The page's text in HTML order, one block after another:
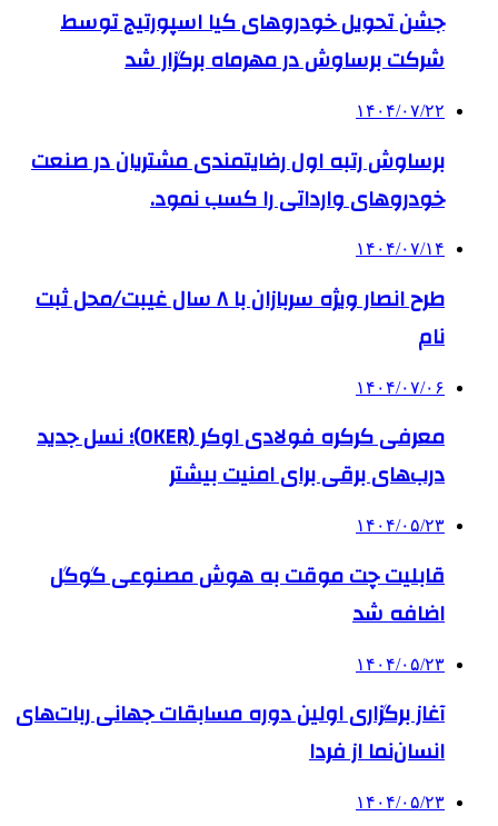
جشن تحویل خودروهای کیا اسپورتیج توسط
شرکت برساوش در مهرماه برگزار شد
۱۴۰۴/۰۷/۲۲
برساوش رتبه اول رضایتمندی مشتریان در صنعت
خودروهای وارداتی را کسب نمود.
۱۴۰۴/۰۷/۱۴
طرح انصار ویژه سربازان با ۸ سال غیبت/محل ثبت
نام
۱۴۰۴/۰۷/۰۶
معرفی کرکره فولادی اوکر (OKER)؛ نسل جدید
درب‌های برقی برای امنیت بیشتر
۱۴۰۴/۰۵/۲۳
قابلیت چت موقت به هوش مصنوعی گوگل
اضافه شد
۱۴۰۴/۰۵/۲۳
آغاز برگزاری اولین دوره مسابقات جهانی ربات‌های
انسان‌نما از فردا
۱۴۰۴/۰۵/۲۳